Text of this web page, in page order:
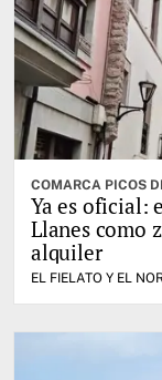
COMARCA PICOS
Ya es oficial:
Llanes como
alquiler
EL FIELATO Y EL